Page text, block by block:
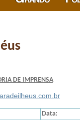
DE IMPRENSA
Data: